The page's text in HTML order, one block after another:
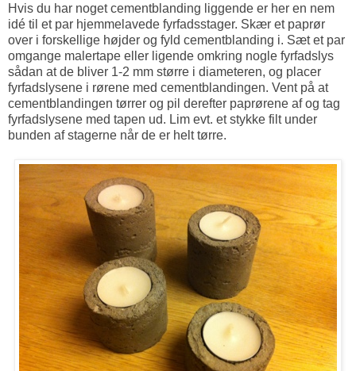
Hvis du har noget cementblanding liggende er her en nem
idé til et par hjemmelavede fyrfadsstager. Skær et paprør
over i forskellige højder og fyld cementblanding i. Sæt et par
omgange malertape eller ligende omkring nogle fyrfadslys
sådan at de bliver 1-2 mm større i diameteren, og placer
fyrfadslysene i rørene med cementblandingen. Vent på at
cementblandingen tørrer og pil derefter paprørene af og tag
fyrfadslysene med tapen ud. Lim evt. et stykke filt under
bunden af stagerne når de er helt tørre.